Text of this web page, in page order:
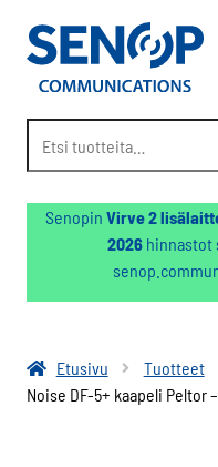
Senopin Virve 2
2026hinnastot
Etusivu Tuotteet
Noise DF-5+ kaapeli Peltor